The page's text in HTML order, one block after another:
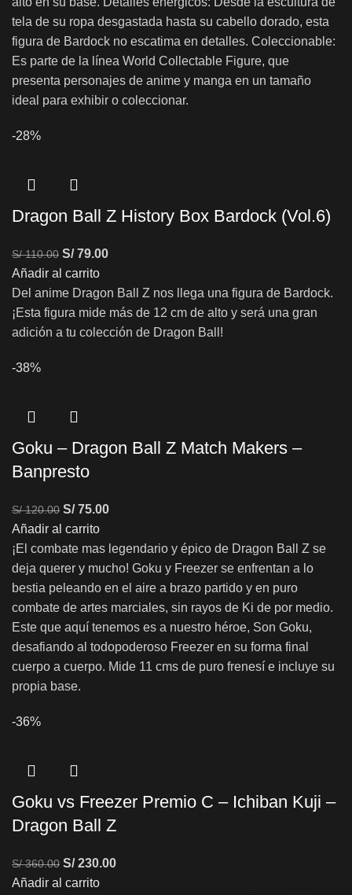
tela de su ropa desgastada hasta su cabello dorado, esta
figura de Bardock no escatima en detalles. Coleccionable:
Es parte de la línea World Collectable Figure, que
presenta personajes de anime y manga en un tamaño
ideal para exhibir o coleccionar.
-28%
Dragon Ball Z History Box Bardock (Vol.6)
S/110.00 S/79.00
Añadir al carrito
Del anime Dragon Ball Z nos llega una figura de Bardock.
¡Esta figura mide más de 12 cm de alto y será una gran
adición a tu colección de Dragon Ball!
-38%
Goku – Dragon Ball Z Match Makers –
Banpresto
S/120.00 S/75.00
Añadir al carrito
¡El combate mas legendario y épico de Dragon Ball Z se
deja querer y mucho! Goku y Freezer se enfrentan a lo
bestia peleando en el aire a brazo partido y en puro
combate de artes marciales, sin rayos de Ki de por medio.
Este que aquí tenemos es a nuestro héroe, Son Goku,
desafiando al todopoderoso Freezer en su forma final
cuerpo a cuerpo. Mide 11 cms de puro frenesí e incluye su
propia base.
-36%
Goku vs Freezer Premio C – Ichiban Kuji –
Dragon Ball Z
S/360.00 S/230.00
Añadir al carrito